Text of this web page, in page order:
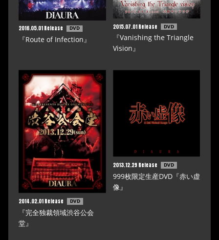
2016.05.01 Release DVD
『Route of Infection』
2015.07.01 Release DVD
『Vanishing the Triangle
Vision』
2014.02.01 Release DVD
『完全独裁領域渋谷公会
堂』
2013.12.29 Release DVD
999枚限定生産DVD『赤い虚
像』